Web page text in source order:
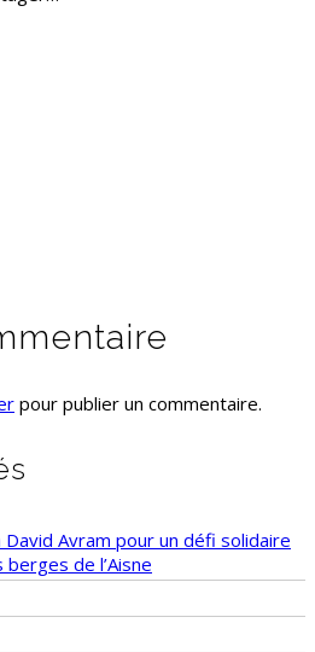
pour publier un commentaire.
David Avram pour un défi solidaire
de l’Aisne